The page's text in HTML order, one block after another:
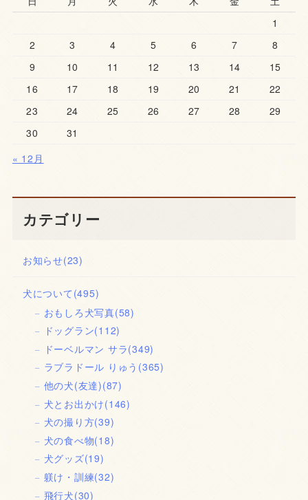
1
2
3 4 5 6 7
8
9
10 11 12 13 14
15
16
17 18 19 20 21
22
23
24 25 26 27 28
29
30
31
« 12月
カテゴリー
お知らせ(23)
犬について (495)
おもしろ犬写真(58)
ドッグラン(112)
ドーベルマン サラ(349)
ラブラドール りゅう (365)
他の犬(友達)(87)
犬とお出かけ(146)
犬の撮り方(39)
犬の食べ物(18)
犬グッズ(19)
躾け・訓練(32)
飛行犬(30)